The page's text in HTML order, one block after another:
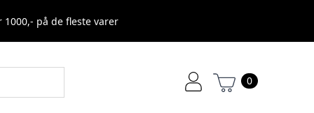
1000,- på de fleste varer
0